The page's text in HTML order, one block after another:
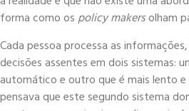
forma como ospolicy makersolham
Cada pessoa processa as
decisões assentes em dois sistemas:
automático e outro que é mais lento e
pensava que este segundo sistema